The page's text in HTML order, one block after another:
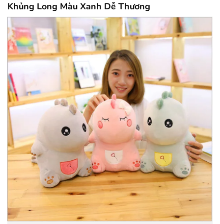
Khủng Long Màu Xanh Dễ Thương